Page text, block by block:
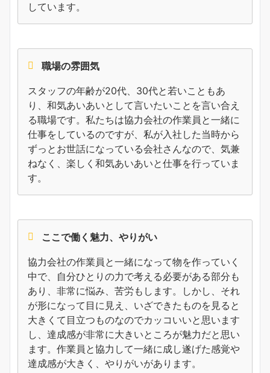
しています。
職場の雰囲気
スタッフの年齢が20代、30代と若いこともあ
り、和気あいあいとして言いたいことを言い合え
る職場です。私たちは協力会社の作業員と一緒に
仕事をしているのですが、私が入社した当時から
ずっとお世話になっている会社さんなので、気兼
ねなく、楽しく和気あいあいと仕事を行っていま
す。
ここで働く魅力、やりがい
協力会社の作業員と一緒になって物を作っていく
中で、自分ひとりの力で考える必要がある部分も
あり、非常に悩み、苦労もします。しかし、それ
が形になって目に見え、いざできたものを見ると
大きくて目立つものなのでカッコいいと思います
し、達成感が非常に大きいところが魅力だと思い
ます。作業員と協力して一緒に成し遂げた感覚や
達成感が大きく、やりがいがあります。